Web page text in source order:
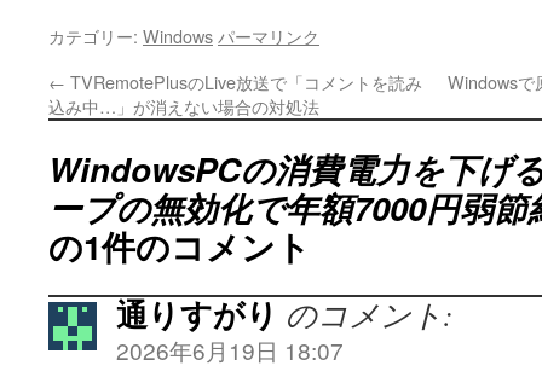
カテゴリー: Windows パーマリンク
← TVRemotePlusのLive放送で「コメントを読み
込み中…」が消えない場合の対処法
Windowsで
WindowsPCの消費電力を下げ
ープの無効化で年額7000円弱
の1件のコメント
通りすがり のコメント:
2026年6月19日 18:07